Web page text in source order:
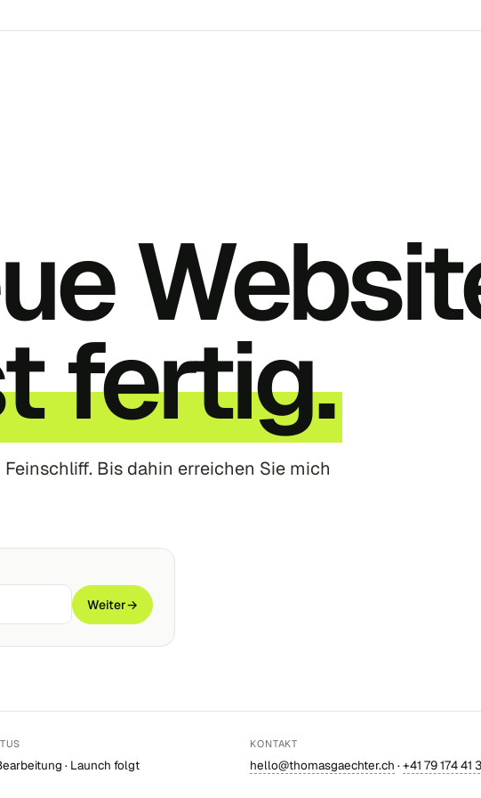
fertig.
Feinschliff. Bis dahin erreichen Sie mich
Weiter→
· Launch folgt
KONTAKT
hello@thomasgaechter.ch ·+41 79 174 41